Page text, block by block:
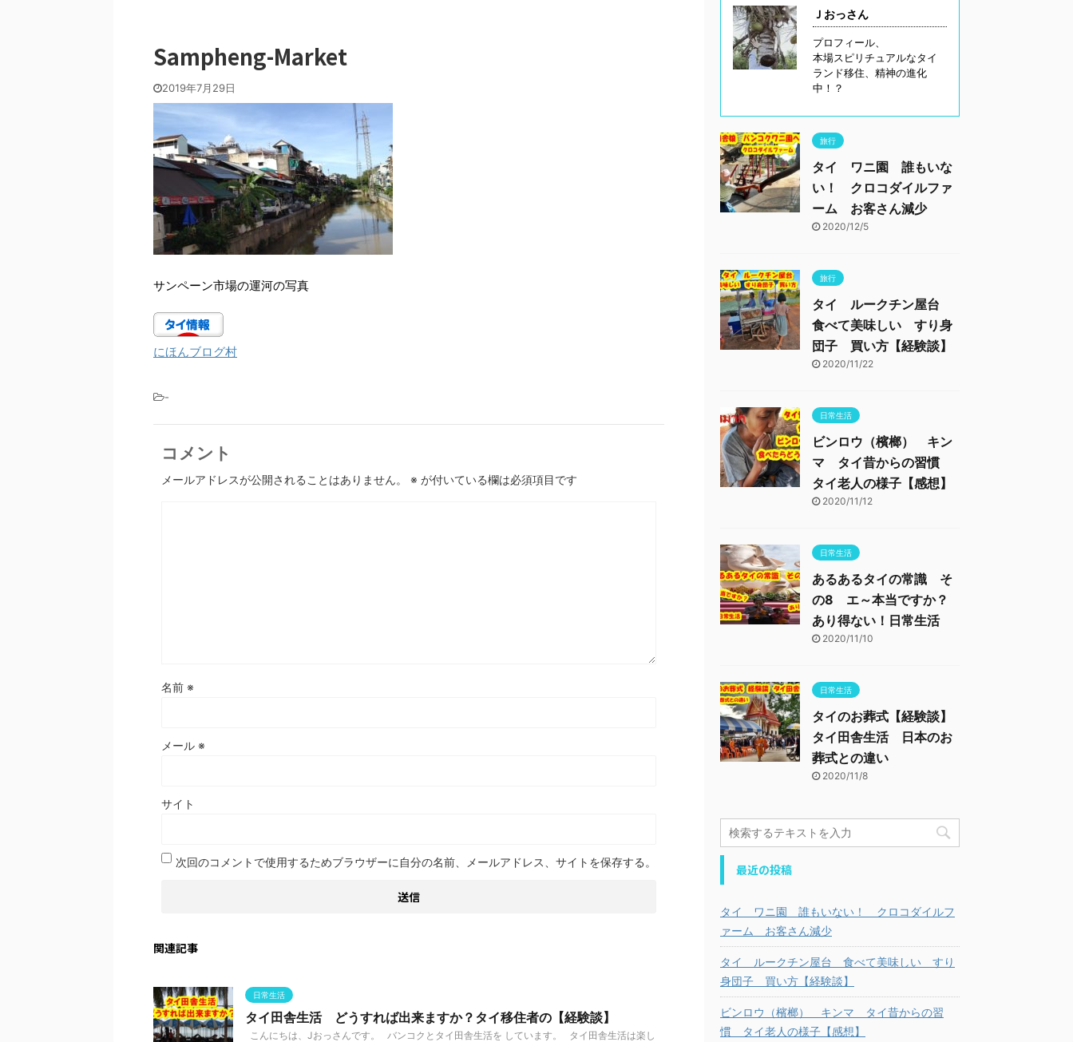
Sampheng-Market
2019年7月29日
サンペーン市場の運河の写真
にほんブログ村
-
コメント
メールアドレスが公開されることはありません。 ※ が付いている欄は必須項目です
名前 ※
メール ※
サイト
次回のコメントで使用するためブラウザーに自分の名前、メールアドレス、サイトを保存する。
関連記事
日常生活
タイ田舎生活 どうすれば出来ますか？タイ移住者の【経験談】
こんにちは、Jおっさんです。 バンコクとタイ田舎生活を しています。 タイ田舎生活は楽し
Ｊおっさん
プロフィール、
本場スピリチュアルなタイ
ランド移住、精神の進化
中！？
旅行
タイ ワニ園 誰もいな
い！ クロコダイルファ
ーム お客さん減少
2020/12/5
旅行
タイ ルークチン屋台
食べて美味しい すり身
団子 買い方【経験談】
2020/11/22
日常生活
ビンロウ（檳榔） キン
マ タイ昔からの習慣
タイ老人の様子【感想】
2020/11/12
日常生活
あるあるタイの常識 そ
の8 エ～本当ですか？
あり得ない！日常生活
2020/11/10
日常生活
タイのお葬式【経験談】
タイ田舎生活 日本のお
葬式との違い
2020/11/8
最近の投稿
タイ ワニ園 誰もいない！ クロコダイルフ
ァーム お客さん減少
タイ ルークチン屋台 食べて美味しい すり
身団子 買い方【経験談】
ビンロウ（檳榔） キンマ タイ昔からの習
慣 タイ老人の様子【感想】